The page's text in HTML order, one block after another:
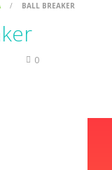
/ BALL BREAKER
0